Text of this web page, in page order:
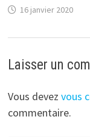
16 janvier 2020
Laisser un
Vous devez vous
commentaire.